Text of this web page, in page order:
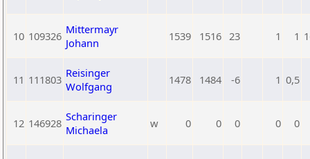
10 109326 Mittermayr
Johann
1539 1516 23 1 1
11 111803 Reisinger
Wolfgang
1478 1484 -6 1 0,5
12 146928 Scharinger
Michaela
w 0 0 0 0 0